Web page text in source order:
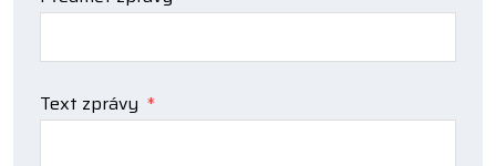
Text zprávy *